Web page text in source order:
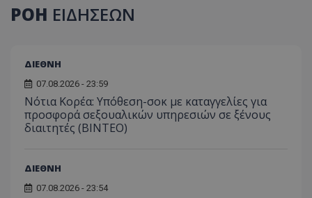
ΡΟΗ ΕΙΔΗΣΕΩΝ
ΔΙΕΘΝΗ
07.08.2026 - 23:59
Νότια Κορέα: Υπόθεση-σοκ με καταγγελίες για
προσφορά σεξουαλικών υπηρεσιών σε ξένους
διαιτητές (BINTEO)
ΔΙΕΘΝΗ
07.08.2026 - 23:54